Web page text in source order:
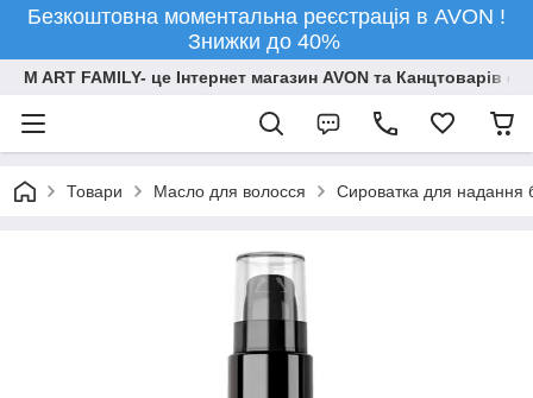
Безкоштовна моментальна реєстрація в AVON !
Знижки до 40%
M ART FAMILY- це Інтернет магазин AVON та Канцтоварів
Товари Масло для волосся Сироватка для надання